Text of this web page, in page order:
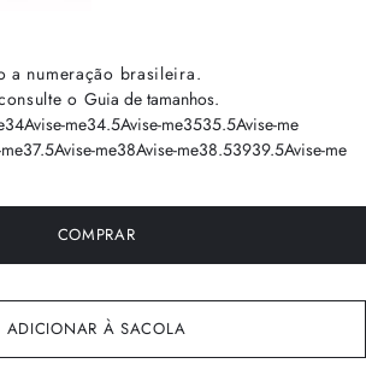
a numeração brasileira.
o Guia de tamanhos.
34Avise-me34.5Avise-me3535.5Avise-me
37.5Avise-me38Avise-me38.53939.5Avise-me
COMPRAR
ADICIONAR À SACOLA